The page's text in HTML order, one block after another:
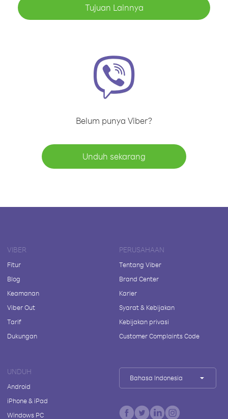
Tujuan Lainnya
Belum punya Viber?
Unduh sekarang
VIBER
Fitur
Blog
Keamanan
Viber Out
Tarif
Dukungan
PERUSAHAAN
Tentang Viber
Brand Center
Karier
Syarat & Kebijakan
Kebijakan privasi
Customer Complaints Code
UNDUH
Android
iPhone & iPad
Windows PC
Bahasa Indonesia